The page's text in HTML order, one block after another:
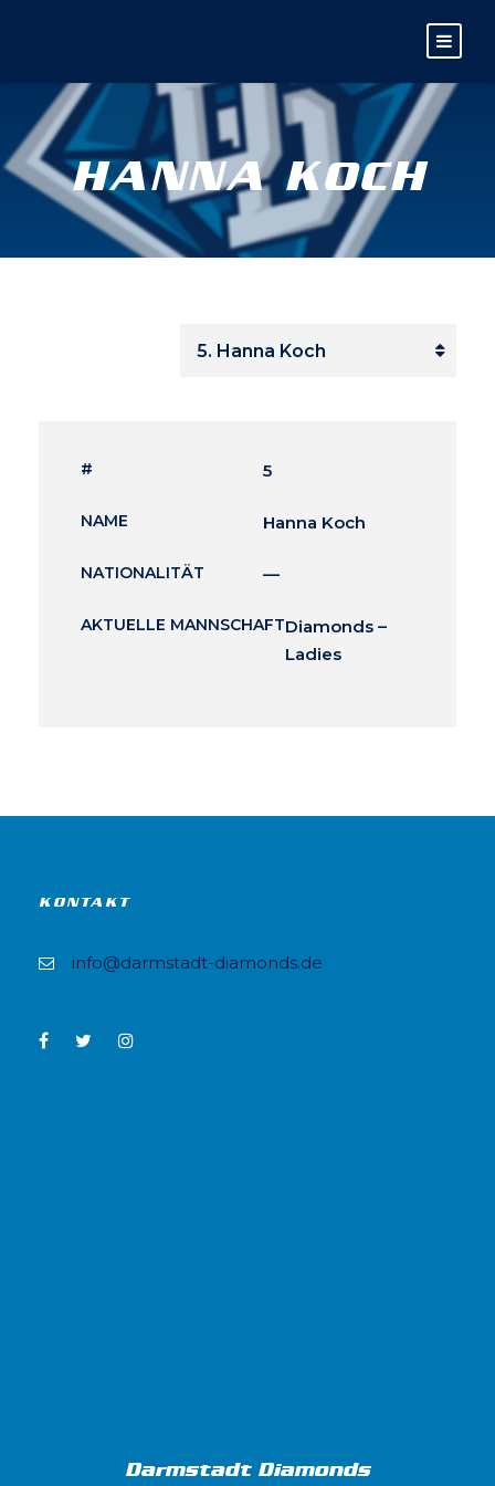
HANNA KOCH
# 5
NAME Hanna Koch
NATIONALITÄT —
AKTUELLE MANNSCHAFTDiamonds –
Ladies
KONTAKT
info@darmstadt-diamonds.de
Darmstadt Diamonds